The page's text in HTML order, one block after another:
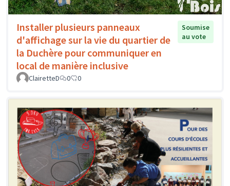
Installer plusieurs panneaux
d'affichage sur la vie du quartier de
la Duchère pour communiquer en
local de manière inclusive
Soumise
au vote
ClairetteD 0 0